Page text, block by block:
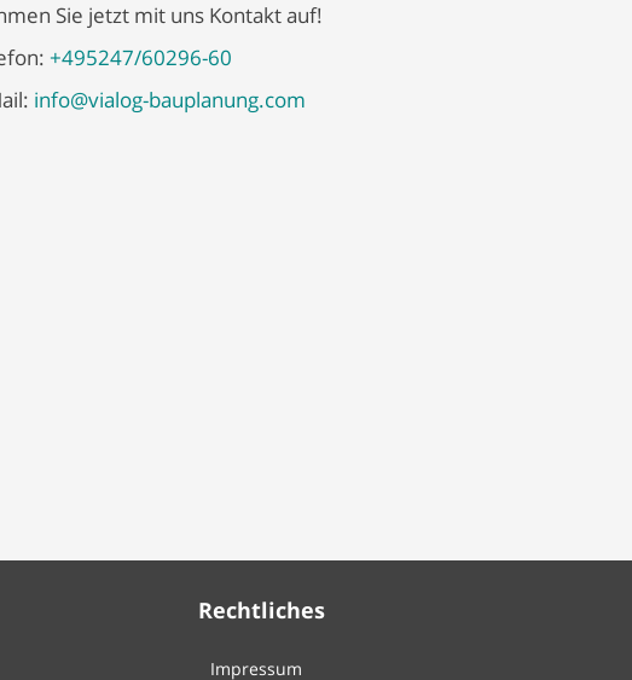
Sie jetzt mit uns Kontakt auf!
+495247/60296-60
info@vialog-bauplanung.com
Rechtliches
Impressum